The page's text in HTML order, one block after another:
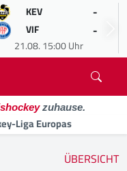
KEV -
VIF -
21.08. 15:00 Uhr
zuhause.
Liga Europas
ÜBERSICHT